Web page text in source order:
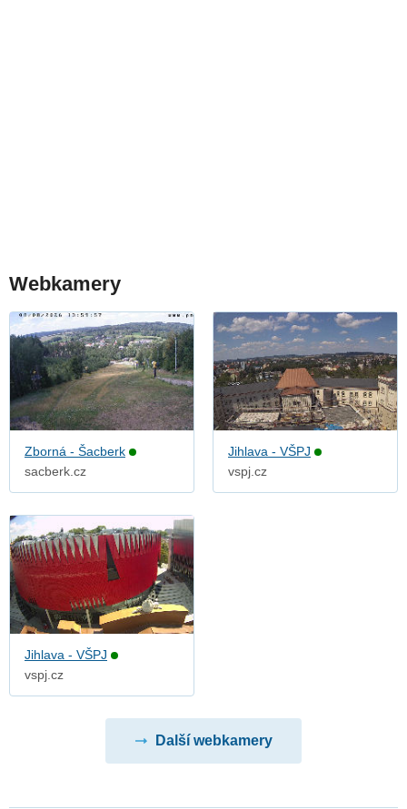
Webkamery
Zborná - Šacberk
sacberk.cz
Jihlava - VŠPJ
vspj.cz
Jihlava - VŠPJ
vspj.cz
Další webkamery